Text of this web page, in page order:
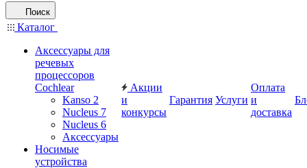
Поиск
Каталог
Аксессуары для
речевых
процессоров
Cochlear
Kanso 2
Nucleus 7
Nucleus 6
Аксессуары
Носимые
устройства
Акции
и
конкурсы
Гарантия Услуги
Оплата
и
доставка